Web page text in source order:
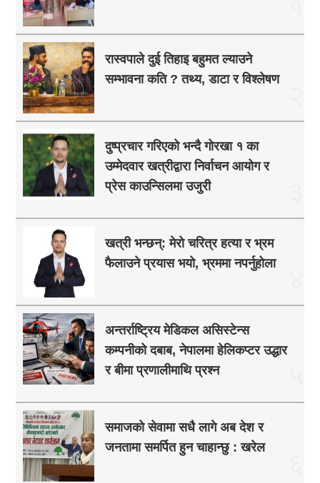
रास्वपाले दुई तिहाइ बहुमत ल्याउने
सम्भावना कति ? तथ्य, डाटा र विश्लेषण
दुष्प्रचार गरिएको भन्दै गोरखा १ का
उम्मेदवार खत्रीद्वारा निर्वाचन आयोग र
प्रेस काउन्सिलमा उजुरी
खत्री भन्छन्: मेरो चरित्र हत्या र भ्रम
फैलाउने प्रयास भयो, भ्रममा नपर्नुहोला
अन्तर्राष्ट्रिय मेडिकल असिस्टेन्स
कम्पनीको दबाब, नेपालमा हेलिकप्टर उद्धार
र बीमा प्रणालीमाथि प्रश्न
समाजको सेवामा सधै लागे अब देश र
जनतामा समर्पित हुन चाहान्छु : खरेल